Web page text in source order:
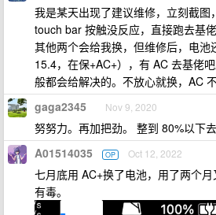
我是某天出现了建议维修，立刻截图
touch bar 按触没反应，直接跑去基
其他两个会给我换，但维修后，电池
15.4，在保+AC+），有 AC 去基佬
般都会给解决的。不放心就换，AC
gaga2345 Nov 9, 2020
努努力。再加把劲。 整到 80%以下
A01514035 OP Oct 12, 2022
七月底用 AC+换了电池，用了两个
有毒。